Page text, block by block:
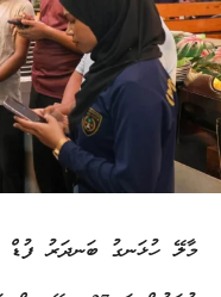
މާލޭ ހުޅަނގު ބަނދަރު ފުޑް